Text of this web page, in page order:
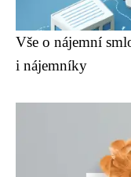
Vše o nájemní
i nájemníky